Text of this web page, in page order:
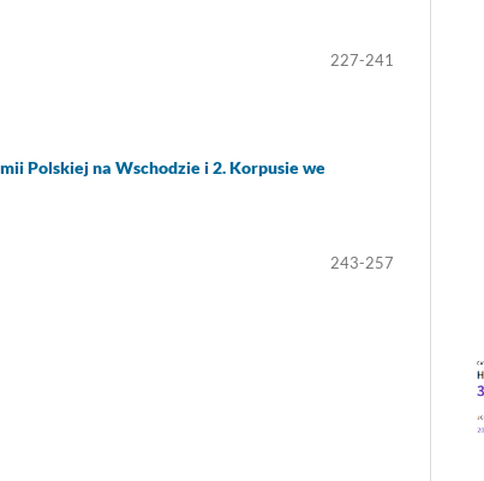
227-241
Polskiej na Wschodzie i 2. Korpusie we
243-257